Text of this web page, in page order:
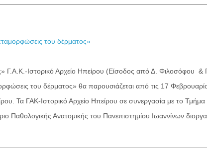
του δέρματος»
Γ.Α.Κ.-Ιστορικό Αρχείο Ηπείρου (Είσοδος από Δ. Φιλοσόφου &
του δέρματος» θα παρουσιάζεται από τις 17
Τα ΓΑΚ-Ιστορικό Αρχείο Ηπείρου σε συνεργασία με το Τμήμα
Παθολογικής Ανατομικής του Πανεπιστημίου Ιωαννίνων